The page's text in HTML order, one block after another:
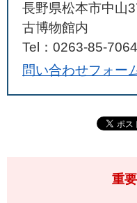
長野県松本市中
古博物館内
Tel：0263-85-7064
問い合わせフォー
重